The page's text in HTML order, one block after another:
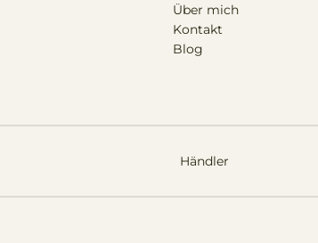
Händler
Über mich
Kontakt
Blog